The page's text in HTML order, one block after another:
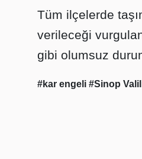
Tüm ilçelerde
verileceği
gibi olumsuz
#kar engeli #Sinop